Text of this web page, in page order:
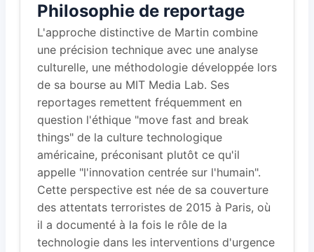
Philosophie de reportage
L'approche distinctive de Martin combine
une précision technique avec une analyse
culturelle, une méthodologie développée lors
de sa bourse au MIT Media Lab. Ses
reportages remettent fréquemment en
question l'éthique "move fast and break
things" de la culture technologique
américaine, préconisant plutôt ce qu'il
appelle "l'innovation centrée sur l'humain".
Cette perspective est née de sa couverture
des attentats terroristes de 2015 à Paris, où
il a documenté à la fois le rôle de la
technologie dans les interventions d'urgence